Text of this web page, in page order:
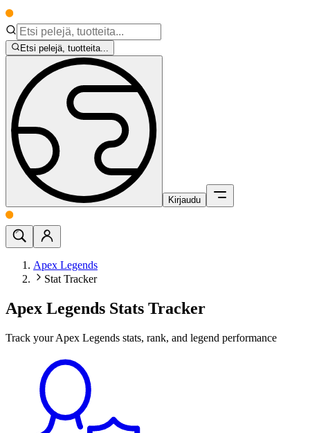
Etsi pelejä, tuotteita...
Kirjaudu
Apex Legends
Stat Tracker
Apex Legends Stats Tracker
Track your Apex Legends stats, rank, and legend performance